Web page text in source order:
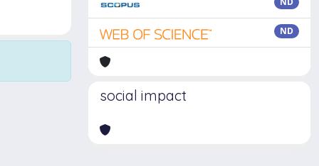
ND
social impact